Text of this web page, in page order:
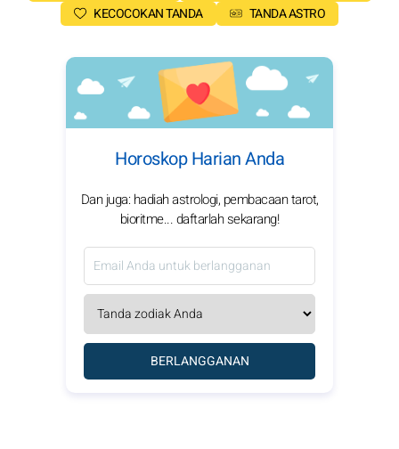
KECOCOKAN TANDA
TANDA ASTRO
Horoskop Harian Anda
Dan juga: hadiah astrologi, pembacaan tarot,
bioritme... daftarlah sekarang!
BERLANGGANAN